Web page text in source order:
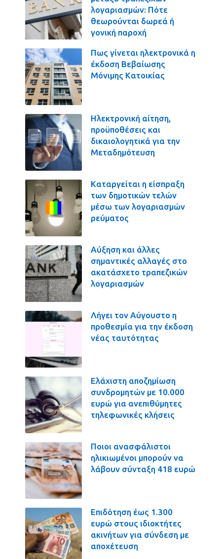
λογαριασμών: Πότε
θεωρούνται δωρεά ή
γονική παροχή
Πως γίνεται ηλεκτρονικά η
έκδοση Βεβαίωσης
Μόνιμης Κατοικίας
Ηλεκτρονική αίτηση,
προϋποθέσεις και
δικαιολογητικά για την
Μεταδημότευση
Καταργείται η είσπραξη
των δημοτικών τελών
μέσω των λογαριασμών
ρεύματος
Αύξηση και άλλες
σημαντικές αλλαγές στο
ακατάσχετο τραπεζικών
λογαριασμών
Λήγει τον Αύγουστο η
προθεσμία για την έκδοση
νέας ταυτότητας
Ελάχιστη αποζημίωση
συνδρομητών με 10.000
ευρώ για ανεπιθύμητες
τηλεφωνικές κλήσεις
Ποιοι ανασφάλιστοι
ηλικιωμένοι μπορούν να
λάβουν σύνταξη 418 ευρώ
Επιδότηση έως 1.300
ευρώ στους ιδιοκτήτες
ακινήτων για σύνδεση με
αποχέτευση